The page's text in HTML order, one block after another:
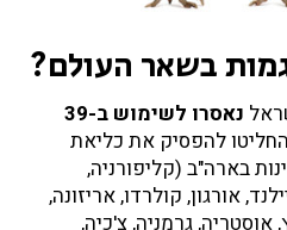
נאסרו לשימוש ב-39
להפסיק את כליאת
בכלובים: 10 מדינות בארה"ב (קליפורניה,
אורגון, קולרדו, אריזונה,
אוסטריה, גרמניה, צ'כיה,